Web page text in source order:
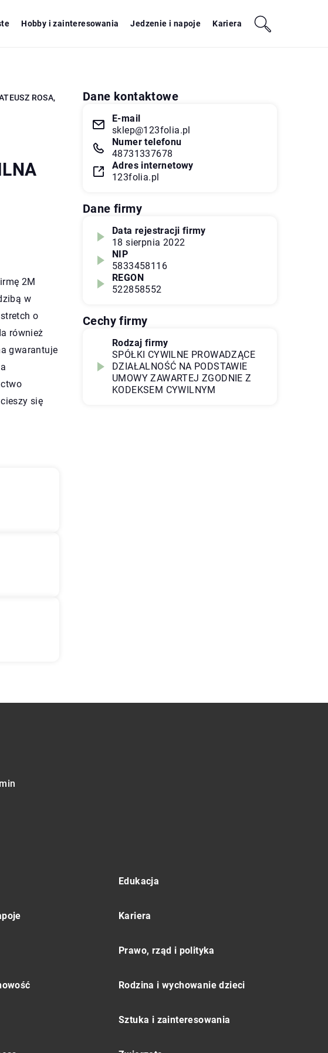
Hobby i zainteresowania Jedzenie i napoje Kariera
ROSA,
2M
w
o
również
gwarantuje
się
Dane kontaktowe
E-mail
sklep@123folia.pl
Numer telefonu
48731337678
Adres internetowy
123folia.pl
Dane firmy
Data rejestracji firmy
18 sierpnia 2022
NIP
5833458116
REGON
522858552
Cechy firmy
Rodzaj firmy
SPÓŁKI CYWILNE PROWADZĄCE
DZIAŁALNOŚĆ NA PODSTAWIE
UMOWY ZAWARTEJ ZGODNIE Z
KODEKSEM CYWILNYM
Edukacja
Kariera
Prawo, rząd i polityka
Rodzina i wychowanie dzieci
Sztuka i zainteresowania